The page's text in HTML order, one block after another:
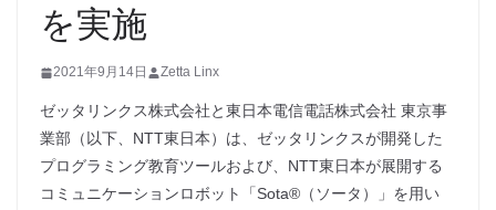
を実施
2021年9月14日 Zetta Linx
ゼッタリンクス株式会社と東日本電信電話株式会社 東京事
業部（以下、NTT東日本）は、ゼッタリンクスが開発した
プログラミング教育ツールおよび、NTT東日本が展開する
コミュニケーションロボット「Sota®（ソータ）」を用い